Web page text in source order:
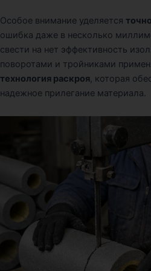
Особое внимание уделяется
ошибка даже в несколько
свести на нет эффективность
поворотами и тройниками
технология раскроя, которая
надежное прилегание материала.